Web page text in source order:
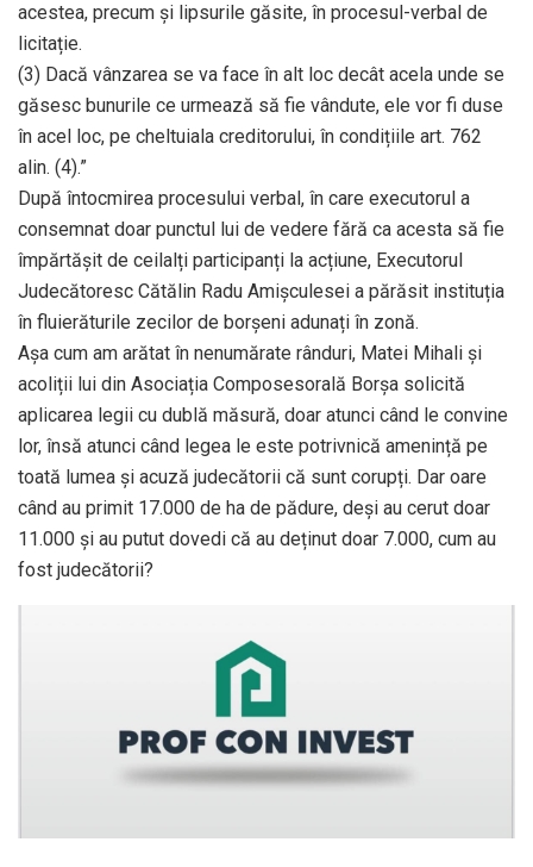
acestea, precum și lipsurile găsite, în procesul-verbal de
licitație.
(3) Dacă vânzarea se va face în alt loc decât acela unde se
găsesc bunurile ce urmează să fie vândute, ele vor fi duse
în acel loc, pe cheltuiala creditorului, în condițiile art. 762
alin. (4).”
După întocmirea procesului verbal, în care executorul a
consemnat doar punctul lui de vedere fără ca acesta să fie
împărtășit de ceilalți participanți la acțiune, Executorul
Judecătoresc Cătălin Radu Amișculesei a părăsit instituția
în fluierăturile zecilor de borșeni adunați în zonă.
Așa cum am arătat în nenumărate rânduri, Matei Mihali și
acoliții lui din Asociația Composesorală Borșa solicită
aplicarea legii cu dublă măsură, doar atunci când le convine
lor, însă atunci când legea le este potrivnică amenință pe
toată lumea și acuză judecătorii că sunt corupți. Dar oare
când au primit 17.000 de ha de pădure, deși au cerut doar
11.000 și au putut dovedi că au deținut doar 7.000, cum au
fost judecătorii?